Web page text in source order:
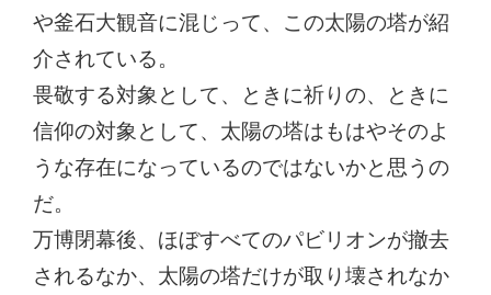
や釜石大観音に混じって、この太陽の塔が紹
介されている。
畏敬する対象として、ときに祈りの、ときに
信仰の対象として、太陽の塔はもはやそのよ
うな存在になっているのではないかと思うの
だ。
万博閉幕後、ほぼすべてのパビリオンが撤去
されるなか、太陽の塔だけが取り壊されなか